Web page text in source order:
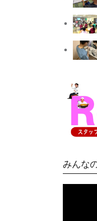
みんな